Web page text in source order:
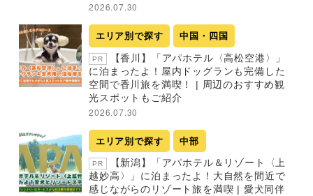
2026.07.30
エリア別で探す 中国・四国
PR
【香川】「アパホテル〈高松空港〉」
に泊まったよ！屋内ドッグランも完備した
空間で香川旅を満喫！ | 周辺のおすすめ観
光スポットもご紹介
2026.07.30
エリア別で探す 中部
PR
【新潟】「アパホテル＆リゾート〈上
越妙高〉」に泊まったよ！大自然を間近で
感じながらのリゾート旅を満喫 | 愛犬同伴